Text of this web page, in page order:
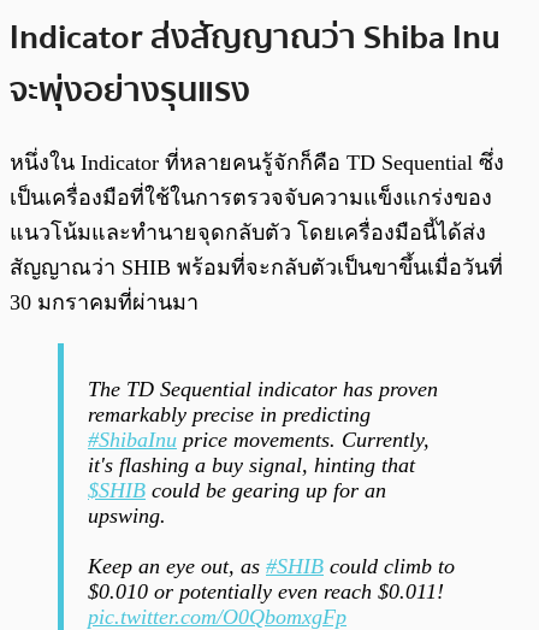
Indicator ส่งสัญญาณว่า Shiba Inu
จะพุ่งอย่างรุนแรง
หนึ่งใน Indicator ที่หลายคนรู้จักก็คือ TD Sequential ซึ่ง
เป็นเครื่องมือที่ใช้ในการตรวจจับความแข็งแกร่งของ
แนวโน้มและทำนายจุดกลับตัว โดยเครื่องมือนี้ได้ส่ง
สัญญาณว่า SHIB พร้อมที่จะกลับตัวเป็นขาขึ้นเมื่อวันที่
30 มกราคมที่ผ่านมา
The TD Sequential indicator has proven
remarkably precise in predicting
#ShibaInu price movements. Currently,
it's flashing a buy signal, hinting that
$SHIB could be gearing up for an
upswing.
Keep an eye out, as #SHIB could climb to
$0.010 or potentially even reach $0.011!
pic.twitter.com/O0QbomxgFp